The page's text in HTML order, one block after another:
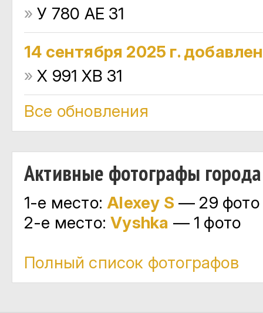
»У 780 АЕ 31
14 сентября 2025 г.
»Х 991 ХВ 31
Все обновления
Активные фотографы города
1-е место:Alexey S — 29 фото
2-е место:Vyshka — 1 фото
Полный список фотографов